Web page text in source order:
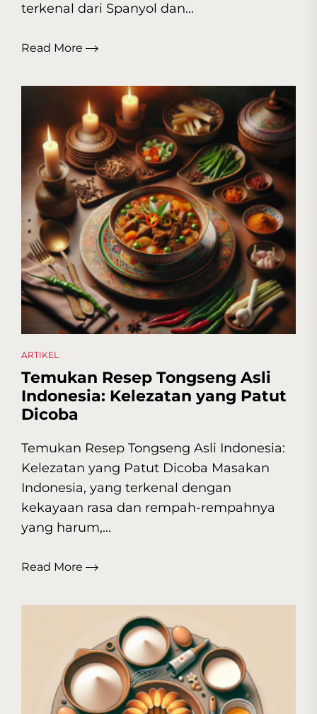
terkenal dari Spanyol dan...
Read More
ARTIKEL
Temukan Resep Tongseng Asli
Indonesia: Kelezatan yang Patut
Dicoba
Temukan Resep Tongseng Asli Indonesia:
Kelezatan yang Patut Dicoba Masakan
Indonesia, yang terkenal dengan
kekayaan rasa dan rempah-rempahnya
yang harum,...
Read More